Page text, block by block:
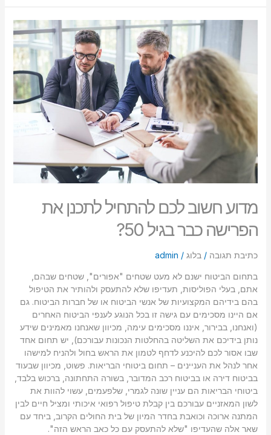
מדוע חשוב לכם להתחיל לתכנן את
הפרישה כבר בגיל 50?
כתיבת תגובה / בלוג/
admin
בתחום הביטוח ישנם לא מעט שטחים "אפורים", שטחים שבהם,
אתם, בעלי הפוליסות, תעדיפו שלא להתעסק ולהותיר את הטיפול
בהם בידיהם המקצועיות של אנשי הביטוח או של חברות הביטוח. גם
אם היינו מסכימים עם גישה זו בכל הנוגע לענפי הביטוח האחרים
(ואנחנו, בבירור, איננו מסכימים עימה, מכיוון שאנחנו מאמינים שידע
נותן בידיכם את השליטה בהחלטות הנכונות עבורכם), יש תחום אחד
שבו אסור לכם להיכנע לדחף לטמון את הראש בחול ולהניח למישהו
אחר לנהל את העניינים – תחום ביטוחי הבריאות. פשוט, מכיוון שבעוד
בביטוח דירה או בביטוח רכב המדובר, בשורה התחתונה, ברכוש בלבד,
ביטוחי הבריאות הם עניין שונה לגמרי, שלפעמים, עשוי להוות את
לשון המאזניים עבורכם בין קבלת טיפול רפואי איכותי ומציל חיים לבין
המתנה ארוכה וכואבת בחדר המיון של בית החולים הקרוב, ביחד עם
שאר אלה שהעדיפו "שלא להתעסק עם כל כאב הראש הזה".
מדוע
חשוב
להתחיל
לתכנן
את
הפרישה
כבר
בגיל
50?